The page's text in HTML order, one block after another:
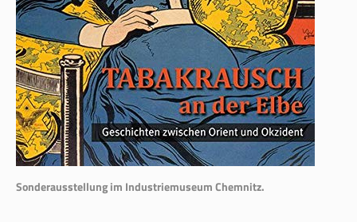
Sonderausstellung im Industriemuseum Chemnitz.